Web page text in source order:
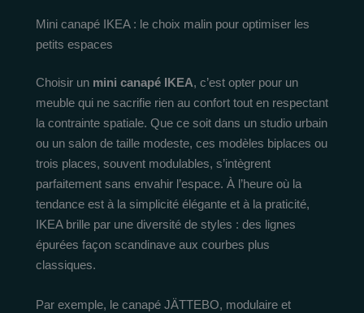
Mini canapé IKEA : le choix malin pour optimiser les
petits espaces
Choisir un mini canapé IKEA, c’est opter pour un
meuble qui ne sacrifie rien au confort tout en respectant
la contrainte spatiale. Que ce soit dans un studio urbain
ou un salon de taille modeste, ces modèles biplaces ou
trois places, souvent modulables, s’intègrent
parfaitement sans envahir l’espace. À l’heure où la
tendance est à la simplicité élégante et à la praticité,
IKEA brille par une diversité de styles : des lignes
épurées façon scandinave aux courbes plus
classiques.
Par exemple, le canapé JÄTTEBO, modulaire et